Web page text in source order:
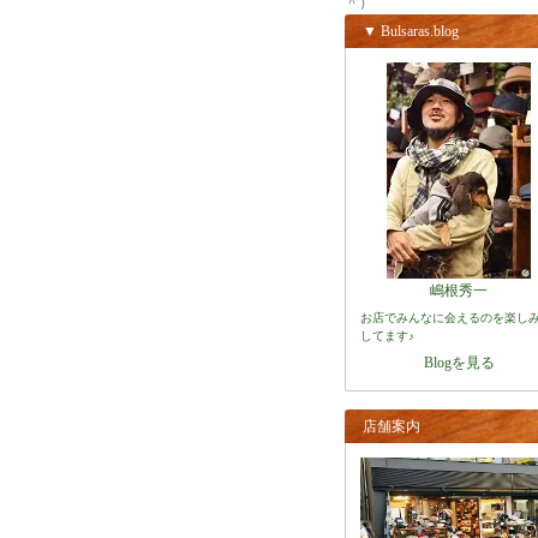
▼ Bulsaras.blog
嶋根秀一
お店でみんなに会えるのを楽し
してます♪
Blogを見る
店舗案内